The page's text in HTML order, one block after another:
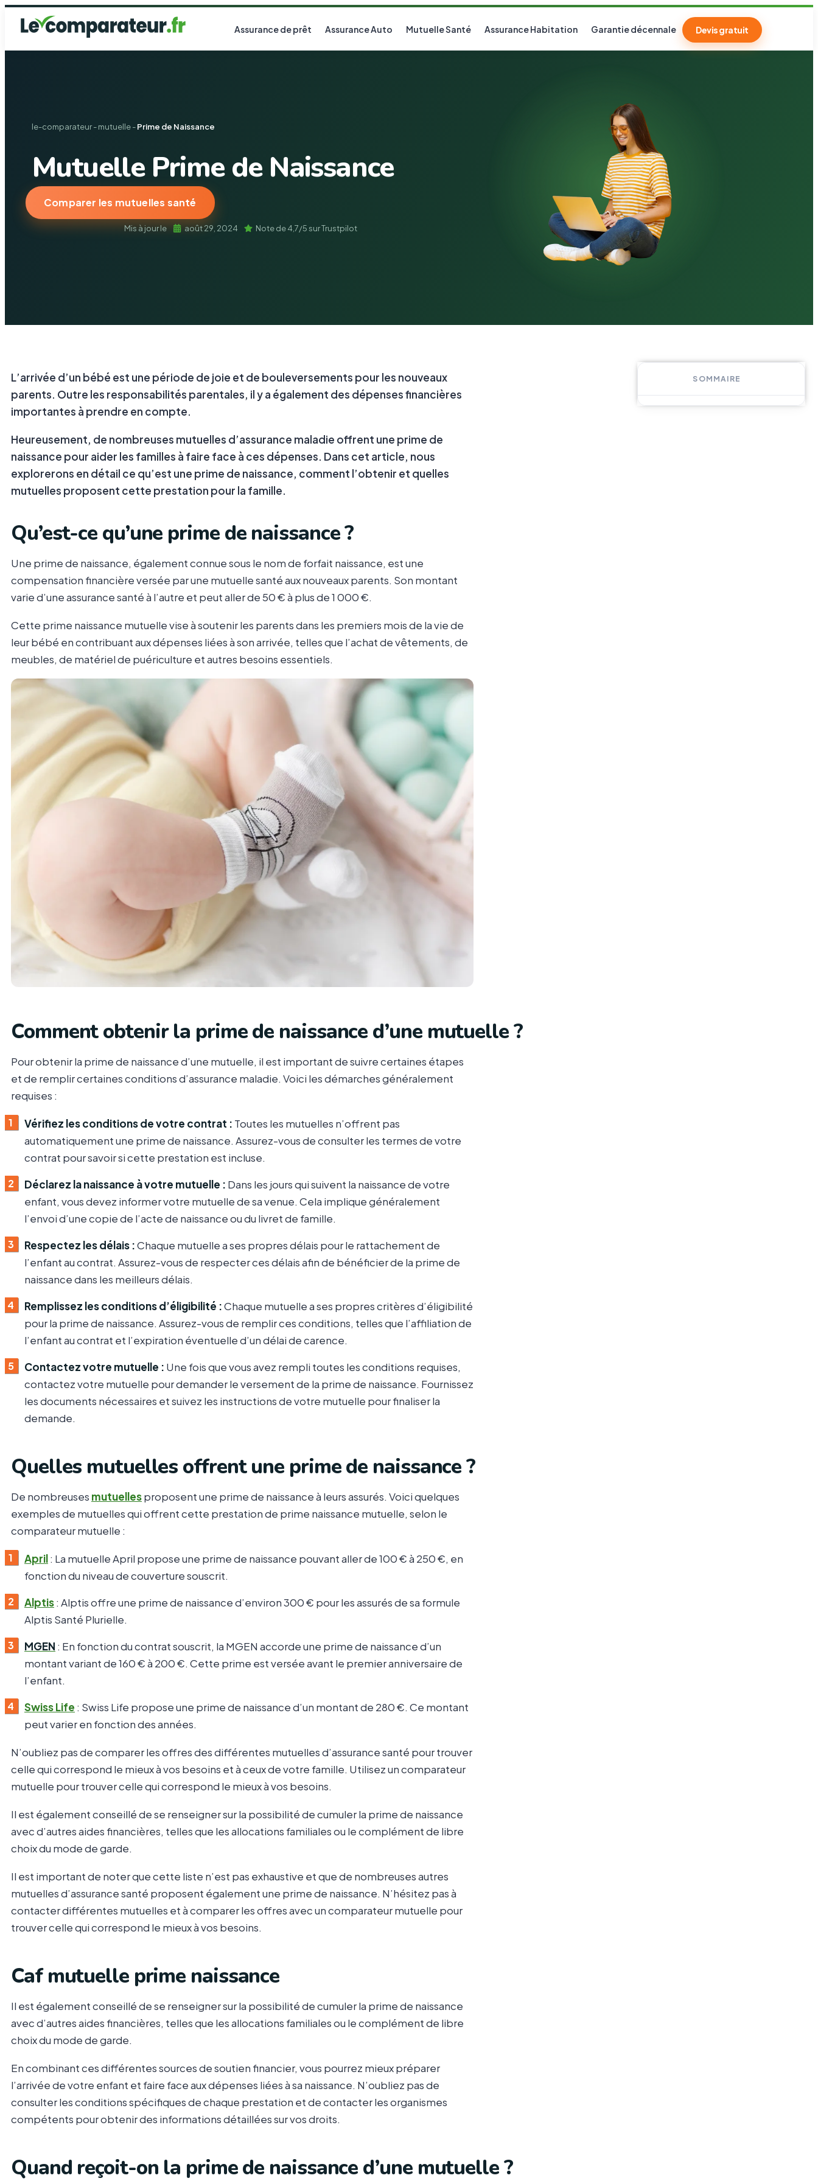
Assurance de prêt Assurance Auto Mutuelle Santé Assurance Habitation Garantie décennale Devis gratuit
le-comparateur-mutuelle-Prime de Naissance
Mutuelle Prime de Naissance
Comparer les mutuelles santé
Mis à jour le août 29, 2024 Note de 4,7/5 sur Trustpilot
L’arrivée d’un bébé est une période de joie et de bouleversements pour les nouveaux
parents. Outre les responsabilités parentales, il y a également des dépenses financières
importantes à prendre en compte.
Heureusement, de nombreuses mutuelles d’assurance maladie offrent une prime de
naissance pour aider les familles à faire face à ces dépenses. Dans cet article, nous
explorerons en détail ce qu’est une prime de naissance, comment l’obtenir et quelles
mutuelles proposent cette prestation pour la famille.
Qu’est-ce qu’une prime de naissance ?
Une prime de naissance, également connue sous le nom de forfait naissance, est une
compensation financière versée par une mutuelle santé aux nouveaux parents. Son montant
varie d’une assurance santé à l’autre et peut aller de 50 € à plus de 1 000 €.
Cette prime naissance mutuelle vise à soutenir les parents dans les premiers mois de la vie de
leur bébé en contribuant aux dépenses liées à son arrivée, telles que l’achat de vêtements, de
meubles, de matériel de puériculture et autres besoins essentiels.
Comment obtenir la prime de naissance d’une mutuelle ?
Pour obtenir la prime de naissance d’une mutuelle, il est important de suivre certaines étapes
et de remplir certaines conditions d’assurance maladie. Voici les démarches généralement
requises :
Vérifiez les conditions de votre contrat : Toutes les mutuelles n’offrent pas
automatiquement une prime de naissance. Assurez-vous de consulter les termes de votre
contrat pour savoir si cette prestation est incluse.
Déclarez la naissance à votre mutuelle : Dans les jours qui suivent la naissance de votre
enfant, vous devez informer votre mutuelle de sa venue. Cela implique généralement
l’envoi d’une copie de l’acte de naissance ou du livret de famille.
Respectez les délais :Chaque mutuelle a ses propres délais pour le rattachement de
l’enfant au contrat. Assurez-vous de respecter ces délais afin de bénéficier de la prime de
naissance dans les meilleurs délais.
Remplissez les conditions d’éligibilité :Chaque mutuelle a ses propres critères d’éligibilité
pour la prime de naissance. Assurez-vous de remplir ces conditions, telles que l’affiliation de
l’enfant au contrat et l’expiration éventuelle d’un délai de carence.
Contactez votre mutuelle : Une fois que vous avez rempli toutes les conditions requises,
contactez votre mutuelle pour demander le versement de la prime de naissance. Fournissez
les documents nécessaires et suivez les instructions de votre mutuelle pour finaliser la
demande.
Quelles mutuelles offrent une prime de naissance ?
De nombreuses mutuellesproposent une prime de naissance à leurs assurés. Voici quelques
exemples de mutuelles qui offrent cette prestation de prime naissance mutuelle, selon le
comparateur mutuelle :
April: La mutuelle April propose une prime de naissance pouvant aller de 100 € à 250 €, en
fonction du niveau de couverture souscrit.
Alptis: Alptis offre une prime de naissance d’environ 300 € pour les assurés de sa formule
Alptis Santé Plurielle.
MGEN : En fonction du contrat souscrit, la MGEN accorde une prime de naissance d’un
montant variant de 160 € à 200 €. Cette prime est versée avant le premier anniversaire de
l’enfant.
Swiss Life : Swiss Life propose une prime de naissance d’un montant de 280 €. Ce montant
peut varier en fonction des années.
N’oubliez pas de comparer les offres des différentes mutuelles d’assurance santé pour trouver
celle qui correspond le mieux à vos besoins et à ceux de votre famille. Utilisez un comparateur
mutuelle pour trouver celle qui correspond le mieux à vos besoins.
Il est également conseillé de se renseigner sur la possibilité de cumuler la prime de naissance
avec d’autres aides financières, telles que les allocations familiales ou le complément de libre
choix du mode de garde.
Il est important de noter que cette liste n’est pas exhaustive et que de nombreuses autres
mutuelles d’assurance santé proposent également une prime de naissance. N’hésitez pas à
contacter différentes mutuelles et à comparer les offres avec un comparateur mutuelle pour
trouver celle qui correspond le mieux à vos besoins.
Caf mutuelle prime naissance
Il est également conseillé de se renseigner sur la possibilité de cumuler la prime de naissance
avec d’autres aides financières, telles que les allocations familiales ou le complément de libre
choix du mode de garde.
En combinant ces différentes sources de soutien financier, vous pourrez mieux préparer
l’arrivée de votre enfant et faire face aux dépenses liées à sa naissance. N’oubliez pas de
consulter les conditions spécifiques de chaque prestation et de contacter les organismes
compétents pour obtenir des informations détaillées sur vos droits.
Quand reçoit-on la prime de naissance d’une mutuelle ?
SOMMAIRE